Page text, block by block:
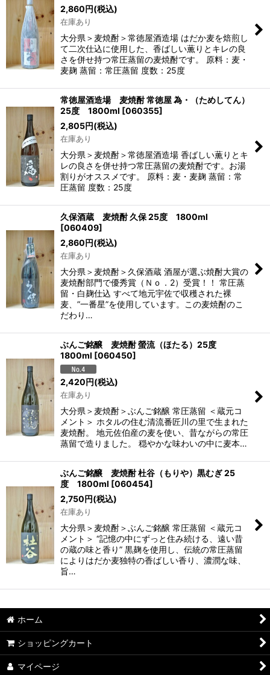
2,860円(税込)
在庫あり
大分県＞麦焼酎＞常徳屋酒造場 はだか麦を焙煎し
て二次仕込に使用した、香ばしい薫りとキレの良
さを併せ持つ常圧蒸留の麦焼酎です。 原料：麦・
麦麹 蒸留：常圧蒸留 度数：25度
常徳屋酒造場 麦焼酎 常徳屋 為・（ためしてん）
25度 1800ml [060355]
2,805円(税込)
在庫あり
大分県＞麦焼酎＞常徳屋酒造場 香ばしい薫りとキ
レの良さを併せ持つ常圧蒸留の麦焼酎です。お湯
割りがオススメです。 原料：麦・麦麹 蒸留：常
圧蒸留 度数：25度
久保酒蔵 麦焼酎 久保 25度 1800ml
[060409]
2,860円(税込)
在庫あり
大分県＞麦焼酎＞久保酒蔵 酒屋が選ぶ焼酎大賞の
麦焼酎部門で優秀賞（Ｎｏ．2）受賞！！ 常圧蒸
留・白麹仕込 すべて地元宇佐で収穫された裸
麦、”一番星”を使用しています。この麦焼酎のこ
だわり…
ぶんご銘醸 麦焼酎 螢流（ほたる）25度
1800ml [060450]
2,420円(税込)
在庫あり
大分県＞麦焼酎＞ぶんご銘醸 常圧蒸留 ＜蔵元コ
メント＞ ホタルの住む清流番匠川の里で生まれた
麦焼酎。 地元佐伯産の麦を使い、昔ながらの常圧
蒸留で造りました。 穏やかな味わいの中に麦本…
ぶんご銘醸 麦焼酎 杜谷（もりや）黒むぎ 25
度 1800ml [060454]
2,750円(税込)
在庫あり
大分県＞麦焼酎＞ぶんご銘醸 常圧蒸留 ＜蔵元コ
メント＞ “記憶の中にずっと住み続ける、遠い昔
の蔵の味と香り” 黒麹を使用し、伝統の常圧蒸留
によりはだか麦独特の香ばしい香り、濃潤な味、
旨…
ホーム
ショッピングカート
マイページ